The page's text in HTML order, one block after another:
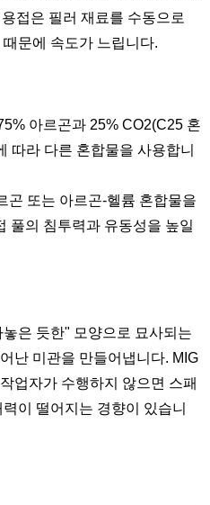
접은 필러 재료를 수동으로
문에 속도가 느립니다.
아르곤과 25% CO2(C25 혼
따라 다른 혼합물을 사용합니
곤 또는 아르곤-헬륨 혼합물을
풀의 침투력과 유동성을 높일
은 듯한" 모양으로 묘사되는
난 미관을 만들어냅니다. MIG
업자가 수행하지 않으면 스패
이 떨어지는 경향이 있습니